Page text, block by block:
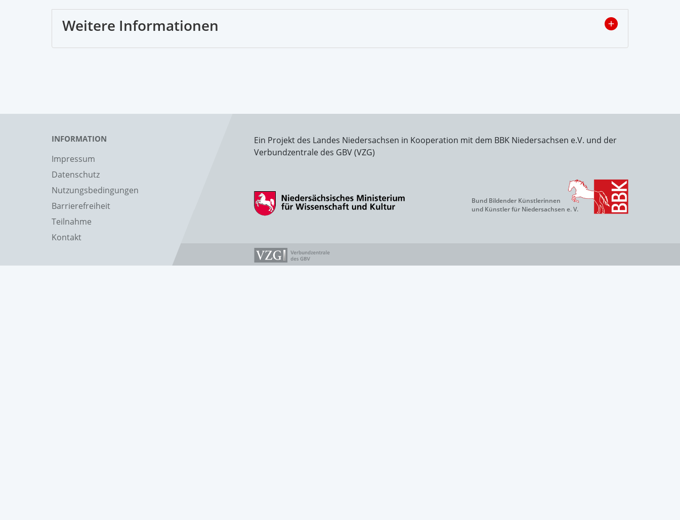
Weitere Informationen
INFORMATION
Impressum
Datenschutz
Nutzungsbedingungen
Barrierefreiheit
Teilnahme
Kontakt
Ein Projekt des Landes Niedersachsen in Kooperation mit dem BBK Niedersachsen e.V. und der
Verbundzentrale des GBV (VZG)
Bund Bildender Künstlerinnen
und Künstler für Niedersachsen e. V.